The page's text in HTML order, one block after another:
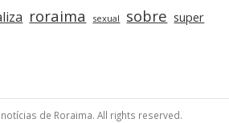
roraima sexual sobre super
de Roraima. All rights reserved.